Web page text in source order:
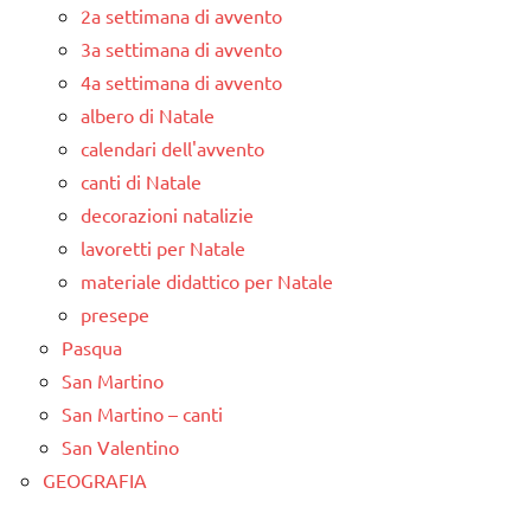
2a settimana di avvento
3a settimana di avvento
4a settimana di avvento
albero di Natale
calendari dell'avvento
canti di Natale
decorazioni natalizie
lavoretti per Natale
materiale didattico per Natale
presepe
Pasqua
San Martino
San Martino – canti
San Valentino
GEOGRAFIA